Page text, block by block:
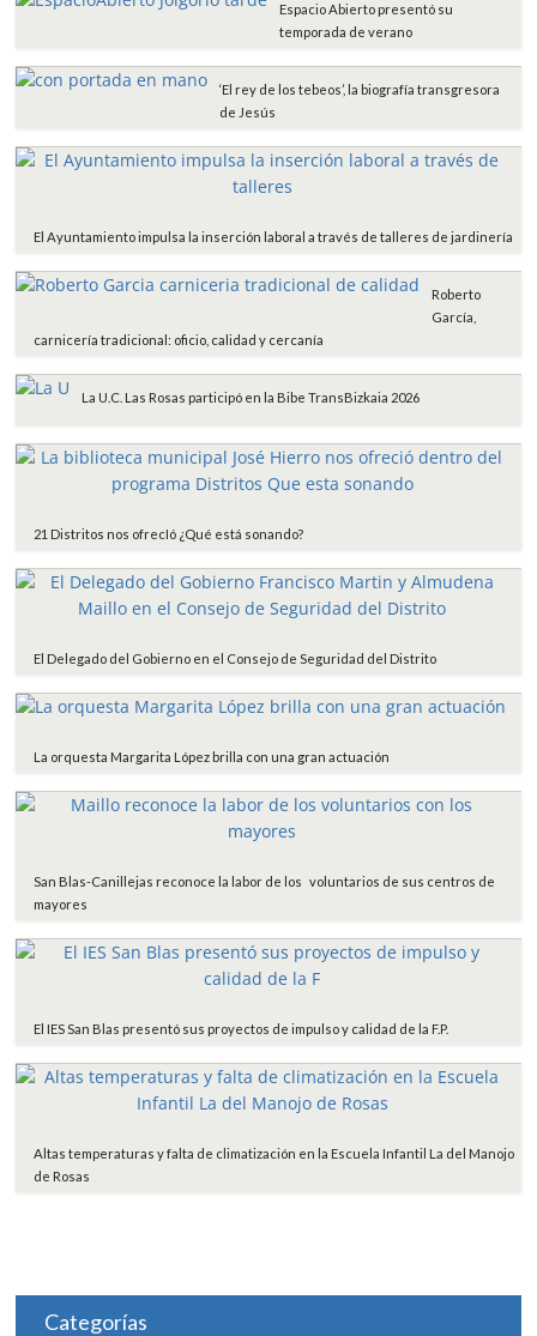
Espacio Abierto presentó su
temporada de verano
‘El rey de los tebeos’, la biografía transgresora
de Jesús
El Ayuntamiento impulsa la inserción laboral a través de talleres de jardinería
Roberto
García,
carnicería tradicional: oficio, calidad y cercanía
La U.C. Las Rosas participó en la Bibe TransBizkaia 2026
21 Distritos nos ofrecIó ¿Qué está sonando?
El Delegado del Gobierno en el Consejo de Seguridad del Distrito
La orquesta Margarita López brilla con una gran actuación
San Blas-Canillejas reconoce la labor de los voluntarios de sus centros de
mayores
El IES San Blas presentó sus proyectos de impulso y calidad de la F.P.
Altas temperaturas y falta de climatización en la Escuela Infantil La del Manojo
de Rosas
Categorías